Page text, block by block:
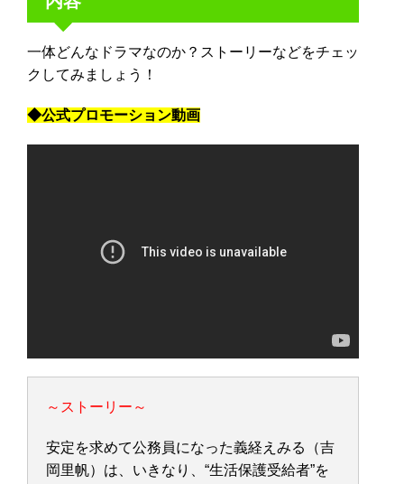
一体どんなドラマなのか？ストーリーなどをチェッ
クしてみましょう！
◆公式プロモーション動画
～ストーリー～
安定を求めて公務員になった義経えみる（吉
岡里帆）は、いきなり、“生活保護受給者”を